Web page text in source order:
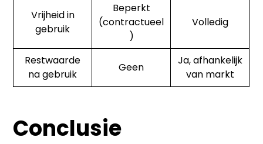
Vrijheid in
gebruik
Beperkt
(contractueel
)
Volledig
Restwaarde
na gebruik
Geen
Ja, afhankelijk
van markt
Conclusie